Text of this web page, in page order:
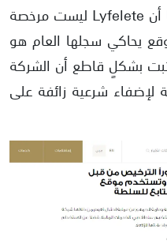
كما أكدت السلطة في تحذيرها أن Lyfelete ليست مرخصة
يحاكي سجلها العام هو
بشكلٍ قاطع أن الشركة
لإضفاء شرعية زائفة على